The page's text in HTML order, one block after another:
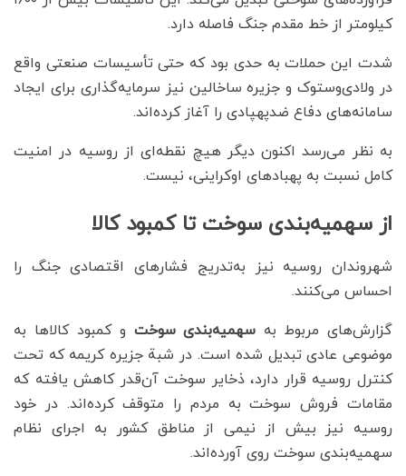
کیلومتر از خط مقدم جنگ فاصله دارد.
شدت این حملات به حدی بود که حتی تأسیسات صنعتی واقع
در ولادی‌وستوک و جزیره ساخالین نیز سرمایه‌گذاری برای ایجاد
سامانه‌های دفاع ضدپهپادی را آغاز کرده‌اند.
به نظر می‌رسد اکنون دیگر هیچ نقطه‌ای از روسیه در امنیت
کامل نسبت به پهبادهای اوکراینی، نیست.
از سهمیه‌بندی سوخت تا کمبود کالا
شهروندان روسیه نیز به‌تدریج فشارهای اقتصادی جنگ را
احساس می‌کنند.
گزارش‌های مربوط به سهمیه‌بندی سوخت و کمبود کالاها به
موضوعی عادی تبدیل شده است. در شبة جزیره کریمه که تحت
کنترل روسیه قرار دارد، ذخایر سوخت آن‌قدر کاهش یافته که
مقامات فروش سوخت به مردم را متوقف کرده‌اند. در خود
روسیه نیز بیش از نیمی از مناطق کشور به اجرای نظام
سهمیه‌بندی سوخت روی آورده‌اند.